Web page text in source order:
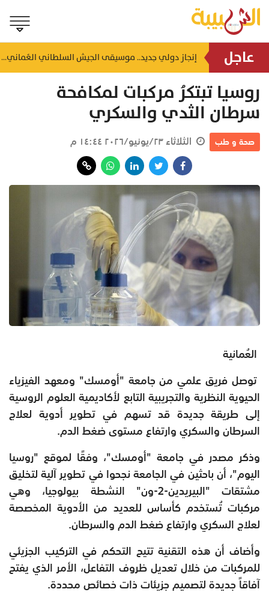
عاجل أمطار رعدية ورذاذ مستمر.. "الأرصاد" توضح التطورات الجوية في جبال الحجر وظفار منذ ٨ ساعات إنجاز دولي جديد.. موسيقى الجيش السلطاني العُماني تتوج بالمركز الأول في المشاة والانضباط بأسكتلندا
روسيا تبتكرُ مركبات لمكافحة
سرطان الثدي والسكري
صحة و طب الثلاثاء ٢٣/يونيو/٢٠٢٦ ١٤:٤٤ م
العُمانية
توصل فريق علمي من جامعة "أومسك" ومعهد الفيزياء
الحيوية النظرية والتجريبية التابع لأكاديمية العلوم الروسية
إلى طريقة جديدة قد تسهم في تطوير أدوية لعلاج
السرطان والسكري وارتفاع مستوى ضغط الدم.
وذكر مصدر في جامعة "أومسك"، وفقًا لموقع "روسيا
اليوم"، أن باحثين في الجامعة نجحوا في تطوير آلية لتخليق
مشتقات "البيريدين-2-ون" النشطة بيولوجيا، وهي
مركبات تُستخدم كأساس للعديد من الأدوية المخصصة
لعلاج السكري وارتفاع ضغط الدم والسرطان.
وأضاف أن هذه التقنية تتيح التحكم في التركيب الجزيئي
للمركبات من خلال تعديل ظروف التفاعل، الأمر الذي يفتح
آفاقاً جديدة لتصميم جزيئات ذات خصائص محددة.